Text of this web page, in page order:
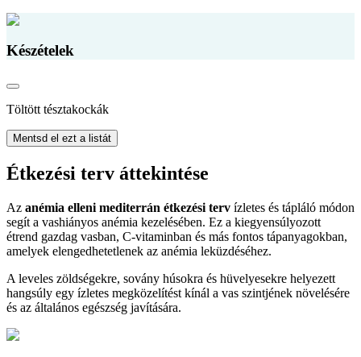
Készételek
Töltött tésztakockák
Mentsd el ezt a listát
Étkezési terv áttekintése
Az anémia elleni mediterrán étkezési terv ízletes és tápláló módon
segít a vashiányos anémia kezelésében. Ez a kiegyensúlyozott
étrend gazdag vasban, C-vitaminban és más fontos tápanyagokban,
amelyek elengedhetetlenek az anémia leküzdéséhez.
A leveles zöldségekre, sovány húsokra és hüvelyesekre helyezett
hangsúly egy ízletes megközelítést kínál a vas szintjének növelésére
és az általános egészség javítására.